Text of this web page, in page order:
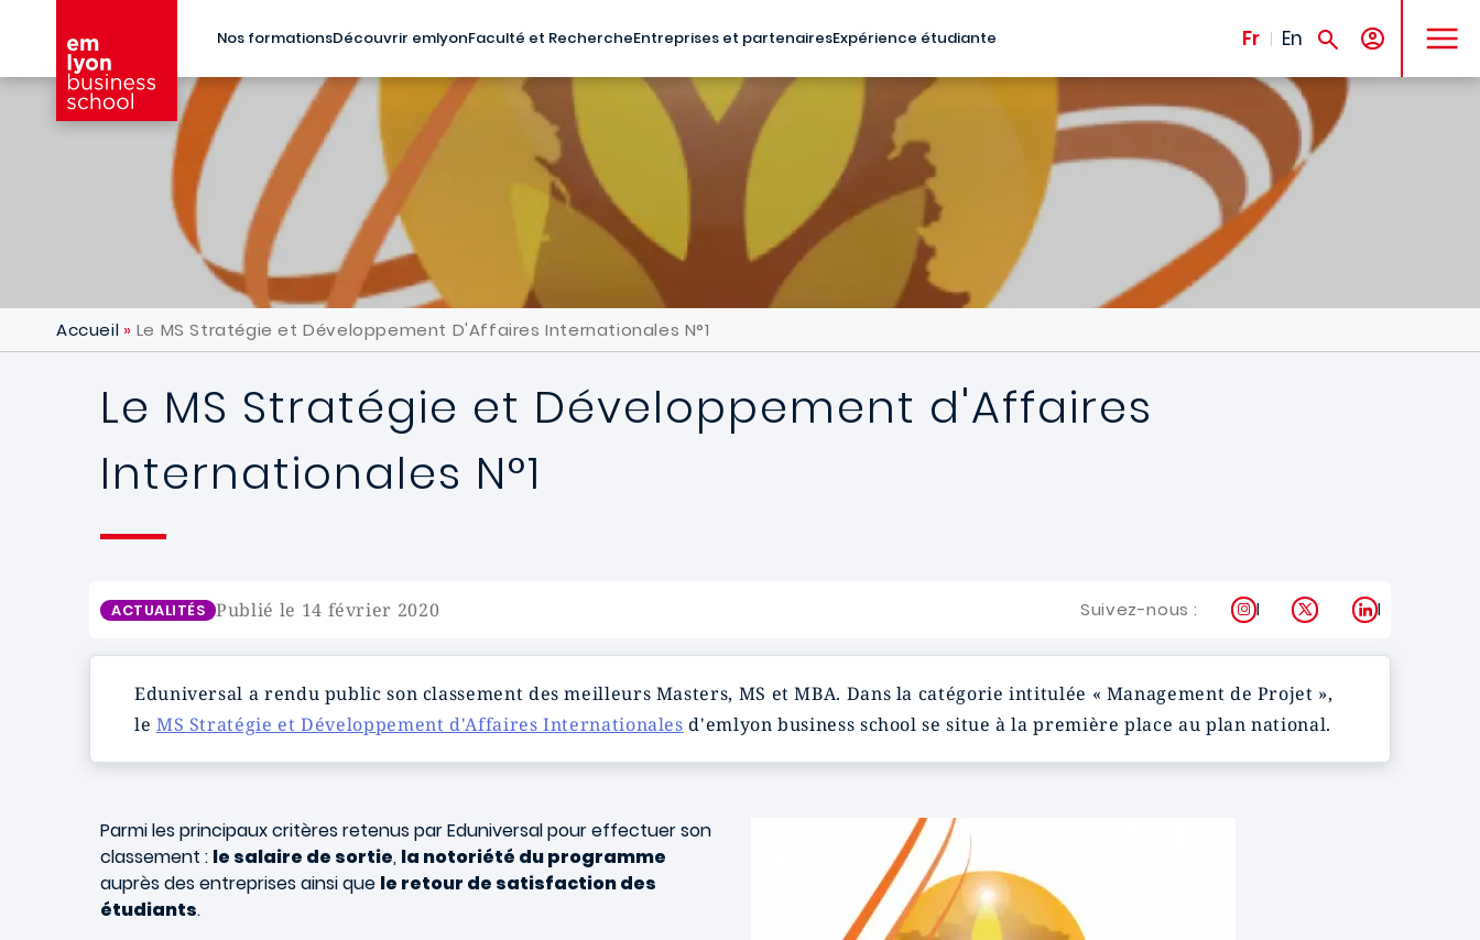
Nos formationsDécouvrir emlyonFaculté et RechercheEntreprises et partenairesExpérience étudiante Fr En
MENU
Accueil Le MS Stratégie et Développement D'Affaires Internationales N°1
Le MS Stratégie et Développement d'Affaires
Internationales N°1
ACTUALITÉS Publié le 14 février 2020 Suivez-nous : Instagram
X LinkedIn
Eduniversal a rendu public son classement des meilleurs Masters, MS et MBA. Dans la catégorie intitulée « Management de Projet »,
le MS Stratégie et Développement d'Affaires Internationales d'emlyon business school se situe à la première place au plan national.
Parmi les principaux critères retenus par Eduniversal pour effectuer son
classement : le salaire de sortie, la notoriété du programme
auprès des entreprises ainsi que le retour de satisfaction des
étudiants.